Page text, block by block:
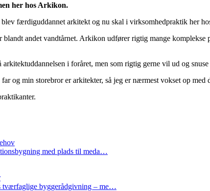
her hos Arkikon.
færdiguddannet arkitekt og nu skal i virksomhedpraktik her
blandt andet vandtårnet. Arkikon udfører rigtig mange
i foråret, men som rigtig gerne vil ud og
og min storebror er arkitekter, så jeg er nærmest vokset op med
med plads til meda…
tværfaglige byggerådgivning – me…